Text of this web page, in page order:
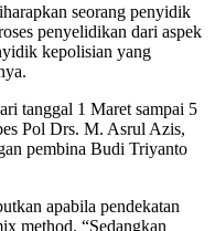
seorang penyidik
penyelidikan dari aspek
kepolisian yang
tanggal 1 Maret sampai 5
Pol Drs. M. Asrul Azis,
pembina Budi Triyanto
apabila pendekatan
method. “Sedangkan